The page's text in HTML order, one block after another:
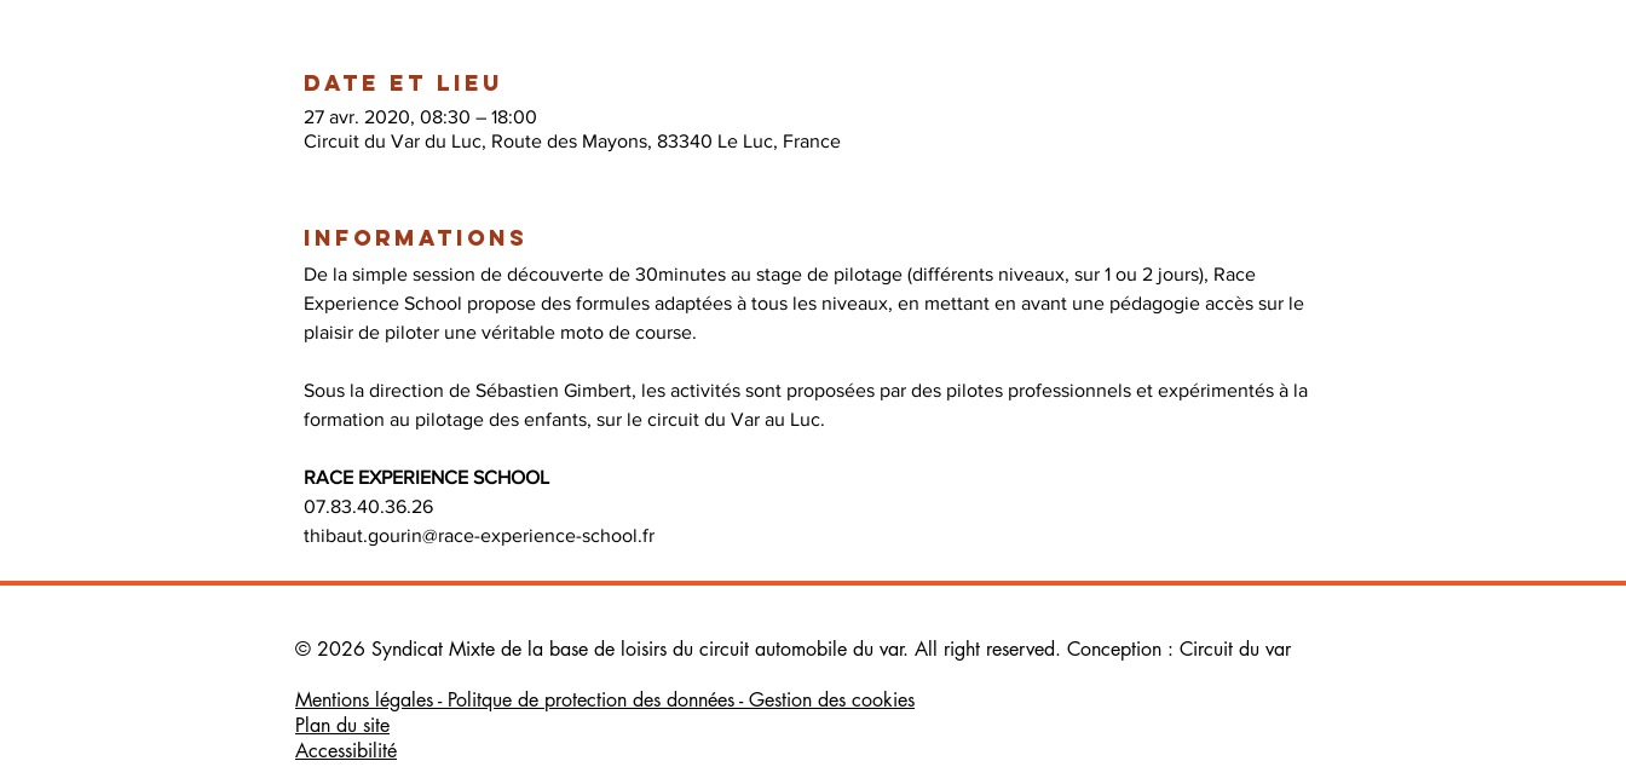
Date et lieu
27 avr. 2020, 08:30 – 18:00
Circuit du Var du Luc, Route des Mayons, 83340 Le Luc, France
Informations
De la simple session de découverte de 30minutes au stage de pilotage (différents niveaux, sur 1 ou 2 jours), Race
Experience School propose des formules adaptées à tous les niveaux, en mettant en avant une pédagogie accès sur le
Sous la direction de Sébastien Gimbert, les activités sont proposées par des pilotes professionnels et expérimentés à la
RACE EXPERIENCE SCHOOL
07.83.40.36.26
thibaut.gourin@race-experience-school.fr
© 2026 Syndicat Mixte de la base de loisirs du circuit automobile du var. All right reserved. Conception : Circuit du var
Mentions légales - Politque de protection des données - Gestion des cookies
Plan du site
Accessibilité